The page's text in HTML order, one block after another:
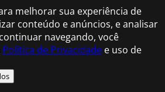
melhorar sua experiência de
conteúdo e anúncios, e analisar
navegando, você
Política de Privacidade e uso de